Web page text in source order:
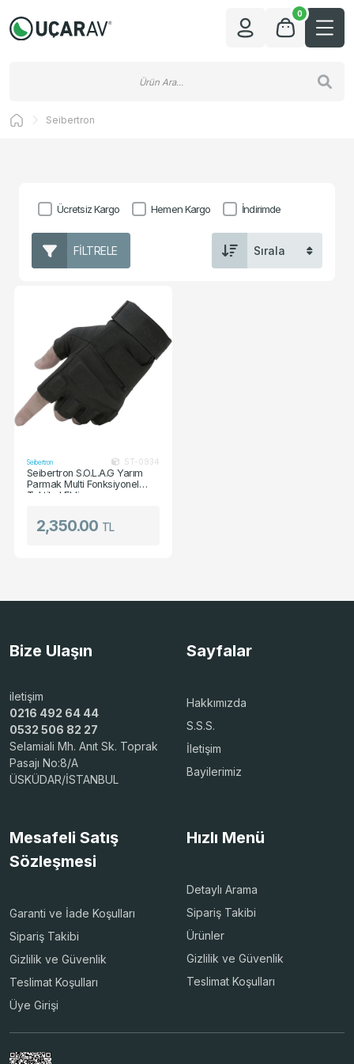
0
Seibertron
Ücretsiz Kargo Hemen Kargo İndirimde
FILTRELE
Seibertron ST-0934
Seibertron S.O.L.A.G Yarım
Parmak Multi Fonksiyonel
Taktikal Eldiven
2,350.00 TL
Bize Ulaşın
iletişim
0216 492 64 44
0532 506 82 27
Selamiali Mh. Anıt Sk. Toprak
Pasajı No:8/A
ÜSKÜDAR/İSTANBUL
Sayfalar
Hakkımızda
S.S.S.
İletişim
Bayilerimiz
Mesafeli Satış
Sözleşmesi
Garanti ve İade Koşulları
Sipariş Takibi
Gizlilik ve Güvenlik
Teslimat Koşulları
Üye Girişi
Hızlı Menü
Detaylı Arama
Sipariş Takibi
Ürünler
Gizlilik ve Güvenlik
Teslimat Koşulları